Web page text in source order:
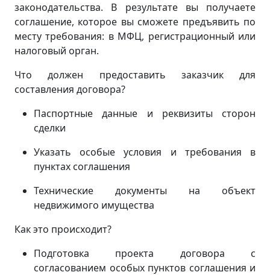
законодательства. В результате вы получаете
соглашение, которое вы сможете предъявить по
месту требования: в МФЦ, регистрационный или
налоговый орган.
Что должен предоставить заказчик для
составления договора?
Паспортные данные и реквизиты сторон
сделки
Указать особые условия и требования в
пунктах соглашения
Технические документы на объект
недвижимого имущества
Как это происходит?
Подготовка проекта договора с
согласованием особых пунктов соглашения и